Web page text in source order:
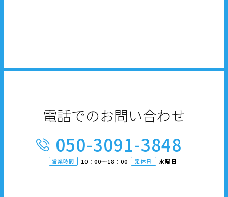
電話でのお問い合わせ
050-3091-3848
営業時間 10：00〜18：00 定休日 水曜日